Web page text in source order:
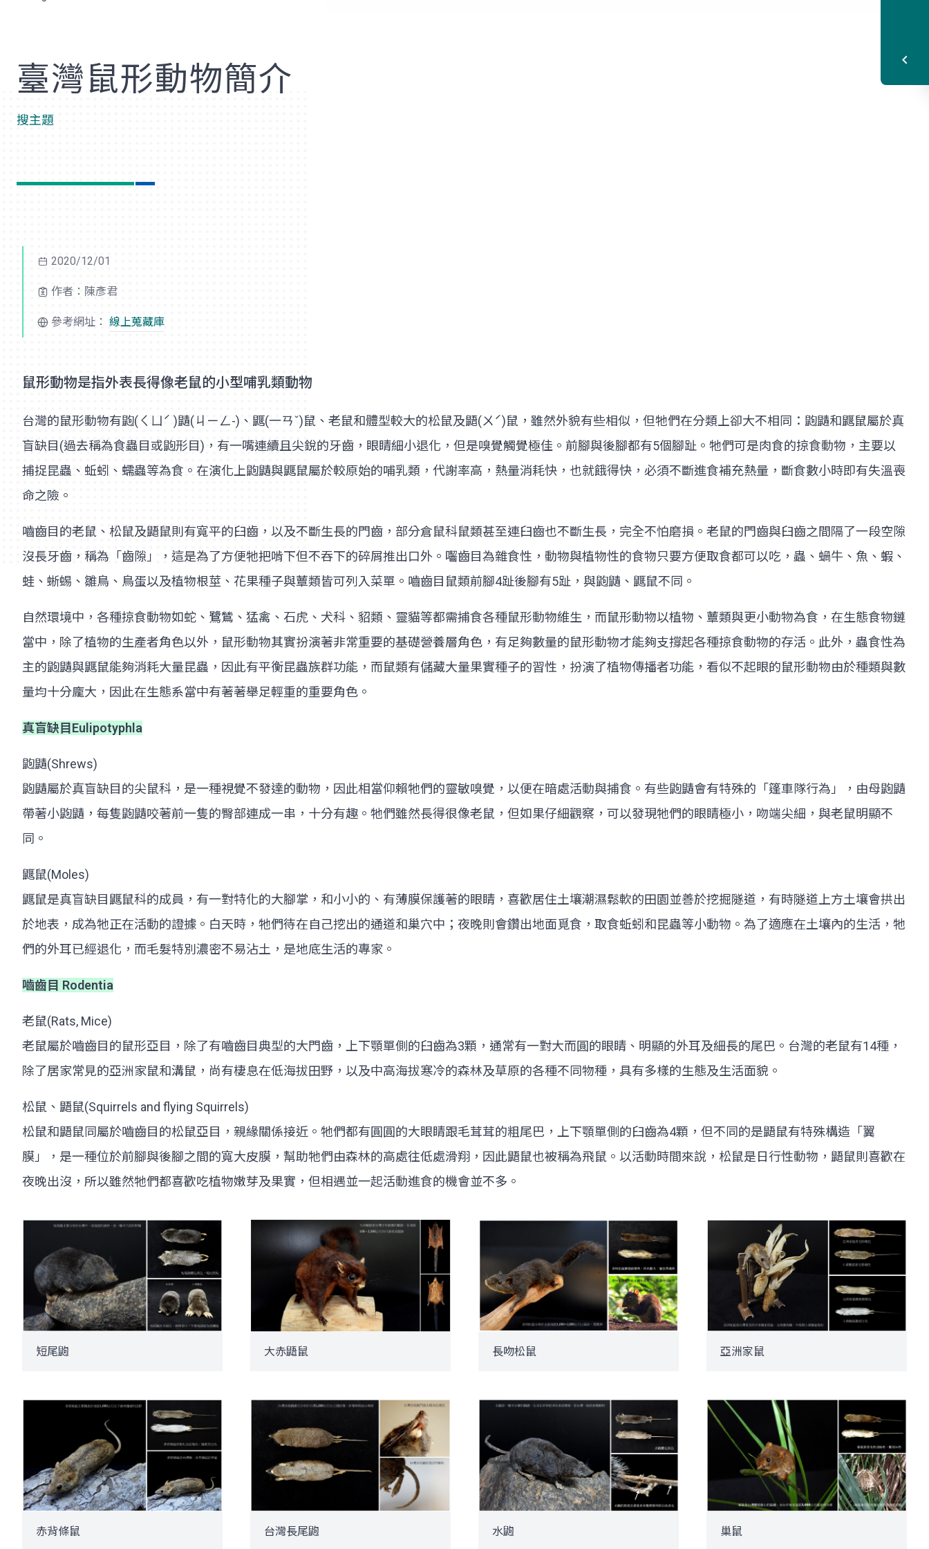
臺灣鼠形動物簡介
搜主題
2020/12/01
作者：陳彥君
參考網址： 線上蒐藏庫
鼠形動物是指外表長得像老鼠的小型哺乳類動物
台灣的鼠形動物有鼩(ㄑㄩˊ )鼱(ㄐㄧㄥ-)、鼴(一ㄢˇ)鼠、老鼠和體型較大的松鼠及鼯(ㄨˊ)鼠，雖然外貌有些相似，但牠們在分類上卻大不相同：鼩鼱和鼴鼠屬於真
盲缺目(過去稱為食蟲目或鼩形目)，有一嘴連續且尖銳的牙齒，眼睛細小退化，但是嗅覺觸覺極佳。前腳與後腳都有5個腳趾。牠們可是肉食的掠食動物，主要以
捕捉昆蟲、蚯蚓、蠕蟲等為食。在演化上鼩鼱與鼴鼠屬於較原始的哺乳類，代謝率高，熱量消耗快，也就餓得快，必須不斷進食補充熱量，斷食數小時即有失溫喪
命之險。
嚙齒目的老鼠、松鼠及鼯鼠則有寬平的臼齒，以及不斷生長的門齒，部分倉鼠科鼠類甚至連臼齒也不斷生長，完全不怕磨損。老鼠的門齒與臼齒之間隔了一段空隙
沒長牙齒，稱為「齒隙」，這是為了方便牠把啃下但不吞下的碎屑推出口外。囓齒目為雜食性，動物與植物性的食物只要方便取食都可以吃，蟲、蝸牛、魚、蝦、
蛙、蜥蜴、雛鳥、鳥蛋以及植物根莖、花果種子與蕈類皆可列入菜單。嚙齒目鼠類前腳4趾後腳有5趾，與鼩鼱、鼴鼠不同。
自然環境中，各種掠食動物如蛇、鷺鷥、猛禽、石虎、犬科、貂類、靈貓等都需捕食各種鼠形動物維生，而鼠形動物以植物、蕈類與更小動物為食，在生態食物鏈
當中，除了植物的生產者角色以外，鼠形動物其實扮演著非常重要的基礎營養層角色，有足夠數量的鼠形動物才能夠支撐起各種掠食動物的存活。此外，蟲食性為
主的鼩鼱與鼴鼠能夠消耗大量昆蟲，因此有平衡昆蟲族群功能，而鼠類有儲藏大量果實種子的習性，扮演了植物傳播者功能，看似不起眼的鼠形動物由於種類與數
量均十分龐大，因此在生態系當中有著著舉足輕重的重要角色。
真盲缺目Eulipotyphla
鼩鼱(Shrews)
鼩鼱屬於真盲缺目的尖鼠科，是一種視覺不發達的動物，因此相當仰賴牠們的靈敏嗅覺，以便在暗處活動與捕食。有些鼩鼱會有特殊的「篷車隊行為」，由母鼩鼱
帶著小鼩鼱，每隻鼩鼱咬著前一隻的臀部連成一串，十分有趣。牠們雖然長得很像老鼠，但如果仔細觀察，可以發現牠們的眼睛極小，吻端尖細，與老鼠明顯不
同。
鼴鼠(Moles)
鼴鼠是真盲缺目鼴鼠科的成員，有一對特化的大腳掌，和小小的、有薄膜保護著的眼睛，喜歡居住土壤潮濕鬆軟的田園並善於挖掘隧道，有時隧道上方土壤會拱出
於地表，成為牠正在活動的證據。白天時，牠們待在自己挖出的通道和巢穴中；夜晚則會鑽出地面覓食，取食蚯蚓和昆蟲等小動物。為了適應在土壤內的生活，牠
們的外耳已經退化，而毛髮特別濃密不易沾土，是地底生活的專家。
嚙齒目 Rodentia
老鼠(Rats, Mice)
老鼠屬於嚙齒目的鼠形亞目，除了有嚙齒目典型的大門齒，上下顎單側的臼齒為3顆，通常有一對大而圓的眼睛、明顯的外耳及細長的尾巴。台灣的老鼠有14種，
除了居家常見的亞洲家鼠和溝鼠，尚有棲息在低海拔田野，以及中高海拔寒冷的森林及草原的各種不同物種，具有多樣的生態及生活面貌。
松鼠、鼯鼠(Squirrels and flying Squirrels)
松鼠和鼯鼠同屬於嚙齒目的松鼠亞目，親緣關係接近。牠們都有圓圓的大眼睛跟毛茸茸的粗尾巴，上下顎單側的臼齒為4顆，但不同的是鼯鼠有特殊構造「翼
膜」，是一種位於前腳與後腳之間的寬大皮膜，幫助牠們由森林的高處往低處滑翔，因此鼯鼠也被稱為飛鼠。以活動時間來說，松鼠是日行性動物，鼯鼠則喜歡在
夜晚出沒，所以雖然牠們都喜歡吃植物嫩芽及果實，但相遇並一起活動進食的機會並不多。
短尾鼩 大赤鼯鼠 長吻松鼠 亞洲家鼠
赤背條鼠 台灣長尾鼩 水鼩 巢鼠